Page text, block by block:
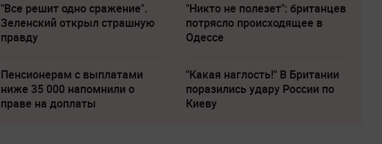
"Все решит одно сражение".
Зеленский открыл страшную
правду
"Никто не полезет": британцев
потрясло происходящее в
Одессе
Пенсионерам с выплатами
ниже 35 000 напомнили о
праве на доплаты
"Какая наглость!" В Британии
поразились удару России по
Киеву